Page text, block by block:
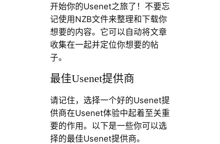
开始你的Usenet之旅了！不要忘
记使用NZB文件来整理和下载你
想要的内容。它可以自动将文章
收集在一起并定位你想要的帖
子。
最佳Usenet提供商
请记住，选择一个好的Usenet提
供商在Usenet体验中起着至关重
要的作用。以下是一些你可以选
择的最佳Usenet提供商。